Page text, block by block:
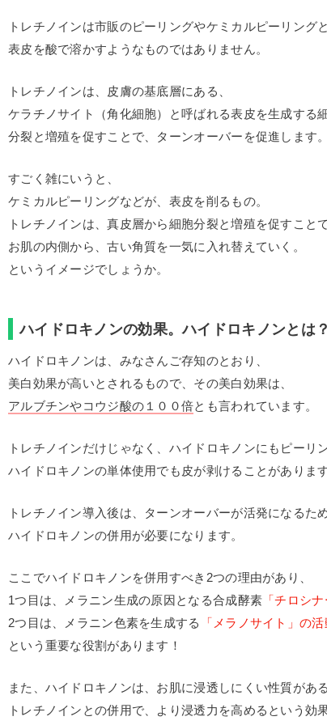
トレチノインは市販のピーリングやケミカルピーリング
表皮を酸で溶かすようなものではありません。
トレチノインは、皮膚の基底層にある、
ケラチノサイト（角化細胞）と呼ばれる表皮を生成する
分裂と増殖を促すことで、ターンオーバーを促進します。
すごく雑にいうと、
ケミカルピーリングなどが、表皮を削るもの。
トレチノインは、真皮層から細胞分裂と増殖を促すことで
お肌の内側から、古い角質を一気に入れ替えていく。
というイメージでしょうか。
ハイドロキノンの効果。ハイドロキノンとは？
ハイドロキノンは、みなさんご存知のとおり、
美白効果が高いとされるもので、その美白効果は、
アルブチンやコウジ酸の１００倍とも言われています。
トレチノインだけじゃなく、ハイドロキノンにもピーリ
ハイドロキノンの単体使用でも皮が剥けることがあります
トレチノイン導入後は、ターンオーバーが活発になるため
ハイドロキノンの併用が必要になります。
ここでハイドロキノンを併用すべき2つの理由があり、
1つ目は、メラニン生成の原因となる合成酵素 「チロシ
2つ目は、メラニン色素を生成する
「メラノサイト」の活
という重要な役割があります！
また、ハイドロキノンは、お肌に浸透しにくい性質があ
トレチノインとの併用で、より浸透力を高めるという効